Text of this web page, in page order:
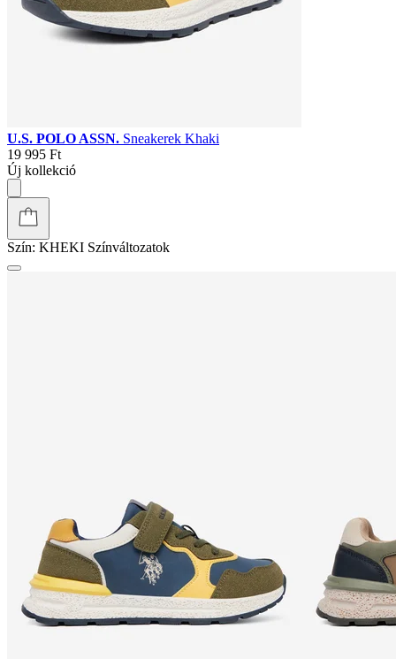
U.S. POLO ASSN. Sneakerek Khaki
19 995 Ft
Új kollekció
Szín: KHEKI Színváltozatok